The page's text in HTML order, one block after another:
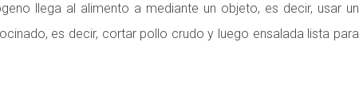
llega al alimento a mediante un objeto, es decir, usar un
es decir, cortar pollo crudo y luego ensalada lista para